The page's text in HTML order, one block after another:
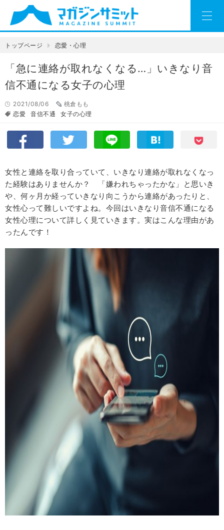
トップページ 恋愛・心理
「急に連絡が取れなくなる…」いきなり音
信不通になる女子の心理
2021/08/06
桃倉もも
恋愛
音信不通 女子の心理
女性と連絡を取り合っていて、いきなり連絡が取れなくなっ
た経験はありませんか？ 「嫌われちゃったかな」と思いき
や、何ヶ月か経っていきなり向こうから連絡があったりと、
女性心って難しいですよね。今回はいきなり音信不通になる
女性心理について詳しく見ていきます。実はこんな理由があ
ったんです！